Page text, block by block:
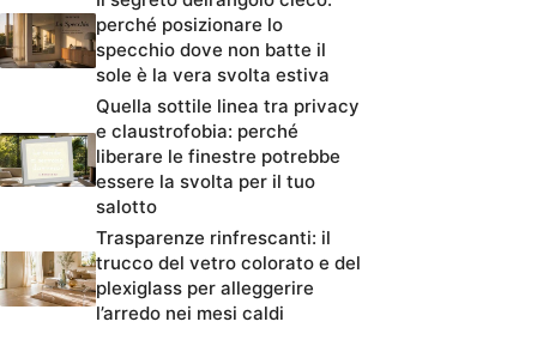
perché posizionare lo
specchio dove non batte il
sole è la vera svolta estiva
Quella sottile linea tra privacy
e claustrofobia: perché
liberare le finestre potrebbe
essere la svolta per il tuo
salotto
Trasparenze rinfrescanti: il
trucco del vetro colorato e del
plexiglass per alleggerire
l’arredo nei mesi caldi